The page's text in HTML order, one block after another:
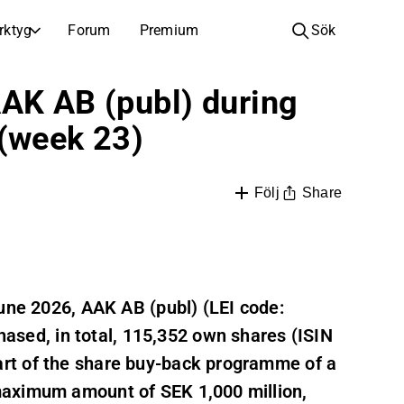
Forum Premium
Bolag
Datum för årsstämmor och aktieägarinformation
Analysskola
Lär dig läsa och förstå aktieanalys
Guider och lektioner för att öka din investeringskunskap
Sök
AB (publ) during
23)
Följ Share
2026, AAK AB (publ) (LEI code:
in total, 115,352 own shares (ISIN
of the share buy-back programme of a
amount of SEK 1,000 million,